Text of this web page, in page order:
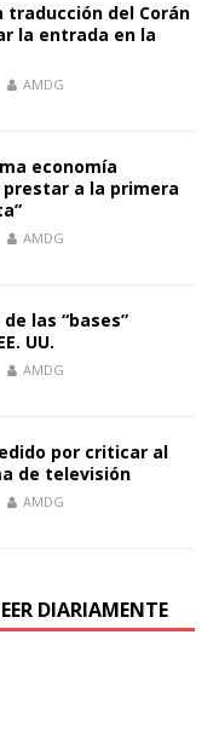
del Corán
la entrada en la
AMDG
economía
prestar a la primera
AMDG
las “bases”
UU.
AMDG
por criticar al
de televisión
AMDG
DIARIAMENTE